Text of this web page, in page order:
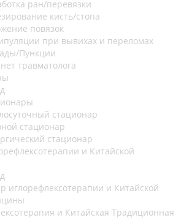
ран/перевязки
кисть/стопа
повязок
при вывихах и переломах
Пункции
травматолога
стационар
стационар
стационар
и Китайской
иглорефлексотерапии и Китайской
и Китайская Традиционная